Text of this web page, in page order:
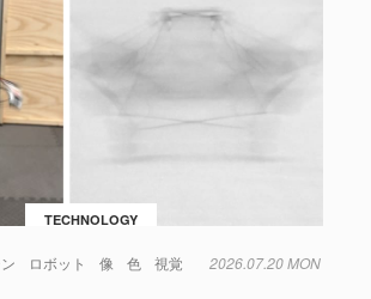
TECHNOLOGY
ロボット 像 色 視覚 2026.07.20 MON